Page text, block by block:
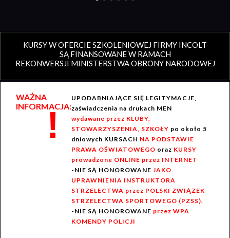
KURSY W OFERCIE SZKOLENIOWEJ FIRMY INCOLT
SĄ FINANSOWANE W RAMACH
REKONWERSJI MINISTERSTWA OBRONY NARODOWEJ
WAŻNA
INFORMACJA:
!
UPODABNIAJĄCE SIĘ LEGITYMACJE,
zaświadczenia na drukach MEN
wydawane przez KLUBY,
STOWARZYSZENIA, SZKOŁY po około 5
dniowych KURSACH NA PODSTAWIE
PRAWA OŚWIATOWEGO oraz KURSY
prowadzone ONLINE przez INTERNET
-NIE SĄ HONOROWANE JAKO
UPRAWNIENIA INSTRUKTORA
STRZELECTWA przez POLSKI ZWIĄZEK
STRZELECTWA SPORTOWEGO (PZSS).
-NIE SĄ HONOROWANE przez WPA
KOMENDY POLICJI